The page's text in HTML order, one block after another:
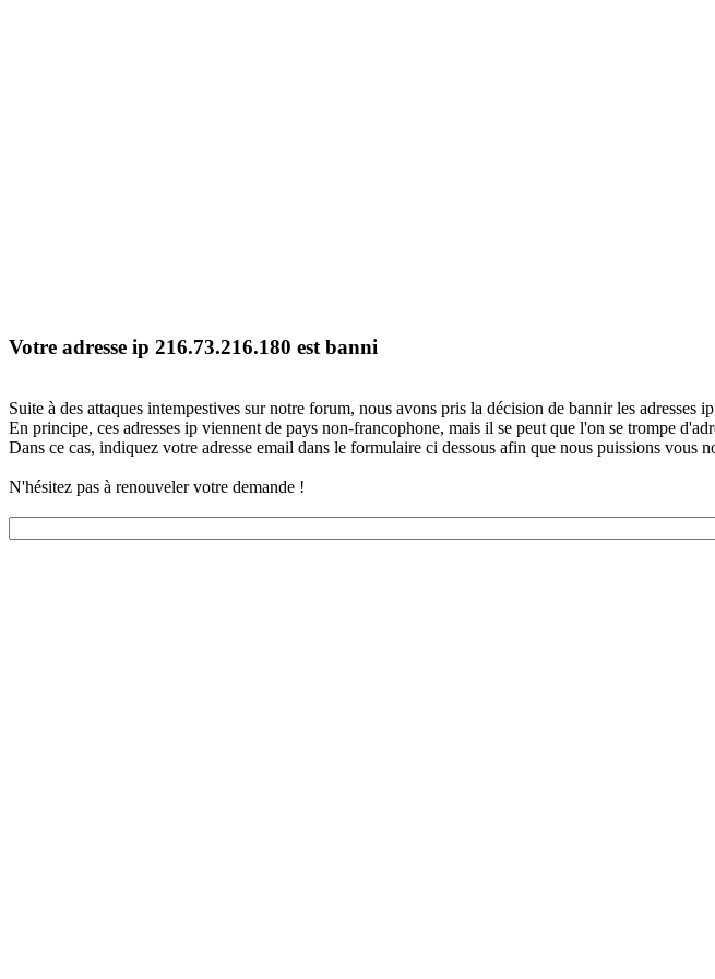
Votre adresse ip 216.73.216.180 est banni
Suite à des attaques intempestives sur notre forum, nous avons pris la décision de bannir les adresses
En principe, ces adresses ip viennent de pays non-francophone, mais il se peut que l'on se trompe
Dans ce cas, indiquez votre adresse email dans le formulaire ci dessous afin que nous puissions vous
N'hésitez pas à renouveler votre demande !